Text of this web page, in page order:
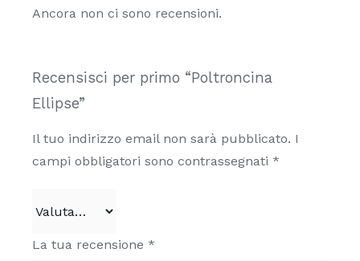
Ancora non ci sono recensioni.
Recensisci per primo “Poltroncina
Ellipse”
Il tuo indirizzo email non sarà pubblicato. I
campi obbligatori sono contrassegnati *
La tua recensione *